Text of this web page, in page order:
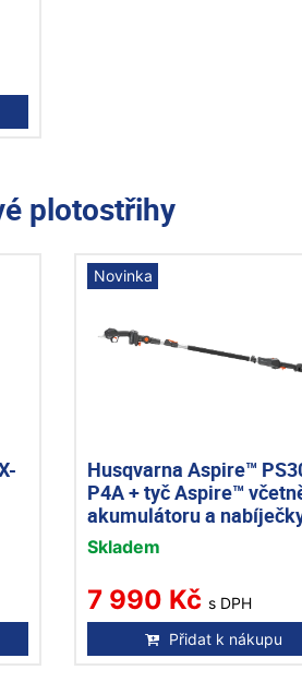
plotostřihy
Novinka
Husqvarna Aspire™
P4A + tyč Aspire™
akumulátoru a
Skladem
7 990 Kč s DPH
Přidat k nákupu